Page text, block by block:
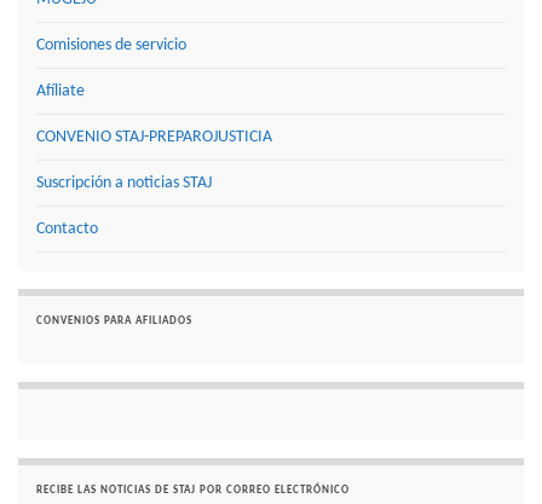
Comisiones de servicio
Afíliate
CONVENIO STAJ-PREPAROJUSTICIA
Suscripción a noticias STAJ
Contacto
CONVENIOS PARA AFILIADOS
RECIBE LAS NOTICIAS DE STAJ POR CORREO ELECTRÓNICO